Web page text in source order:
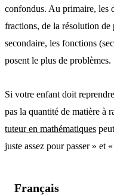
confondus. Au primaire, les
fractions, de la résolution de
secondaire, les fonctions
posent le plus de problèmes.
Si votre enfant doit
pas la quantité de matière à
tuteur en mathématiques
juste assez pour passer » et
Français